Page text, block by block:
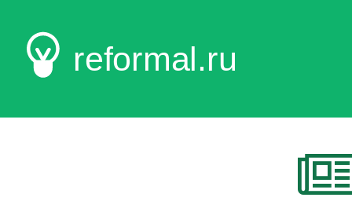
reformal.ru